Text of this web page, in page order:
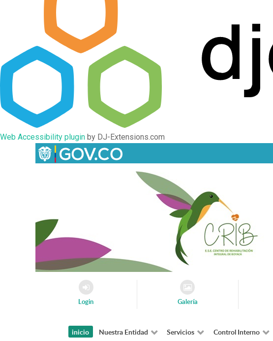
Web Accessibility plugin by DJ-Extensions.com
Login Galería
inicio Nuestra Entidad Servicios Control Interno